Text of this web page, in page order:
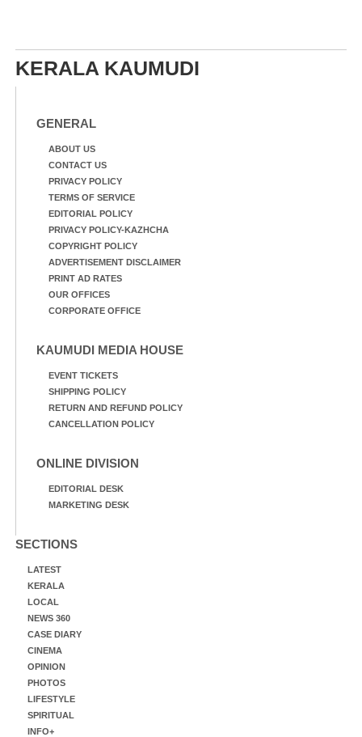
KERALA KAUMUDI
GENERAL
ABOUT US
CONTACT US
PRIVACY POLICY
TERMS OF SERVICE
EDITORIAL POLICY
PRIVACY POLICY-KAZHCHA
COPYRIGHT POLICY
ADVERTISEMENT DISCLAIMER
PRINT AD RATES
OUR OFFICES
CORPORATE OFFICE
KAUMUDI MEDIA HOUSE
EVENT TICKETS
SHIPPING POLICY
RETURN AND REFUND POLICY
CANCELLATION POLICY
ONLINE DIVISION
EDITORIAL DESK
MARKETING DESK
SECTIONS
LATEST
KERALA
LOCAL
NEWS 360
CASE DIARY
CINEMA
OPINION
PHOTOS
LIFESTYLE
SPIRITUAL
INFO+